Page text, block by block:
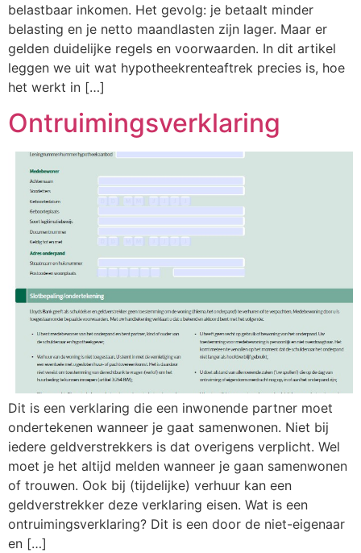
belastbaar inkomen. Het gevolg: je betaalt minder
belasting en je netto maandlasten zijn lager. Maar er
gelden duidelijke regels en voorwaarden. In dit artikel
leggen we uit wat hypotheekrenteaftrek precies is, hoe
het werkt in […]
Ontruimingsverklaring
Dit is een verklaring die een inwonende partner moet
ondertekenen wanneer je gaat samenwonen. Niet bij
iedere geldverstrekkers is dat overigens verplicht. Wel
moet je het altijd melden wanneer je gaan samenwonen
of trouwen. Ook bij (tijdelijke) verhuur kan een
geldverstrekker deze verklaring eisen. Wat is een
ontruimingsverklaring? Dit is een door de niet-eigenaar
en […]